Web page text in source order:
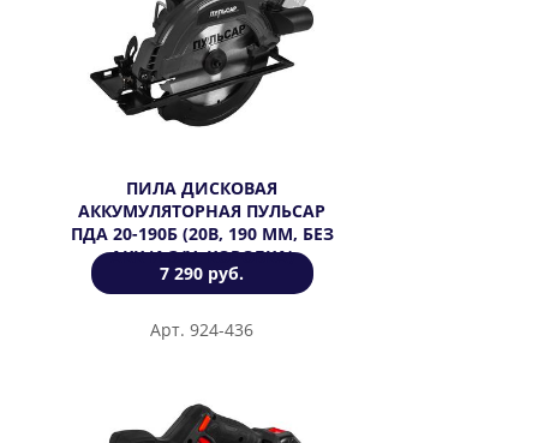
ПИЛА ДИСКОВАЯ
АККУМУЛЯТОРНАЯ ПУЛЬСАР
ПДА 20-190Б (20В, 190 ММ, БЕЗ
АКК И З/У, КОРОБКА)
7 290 руб.
Арт. 924-436